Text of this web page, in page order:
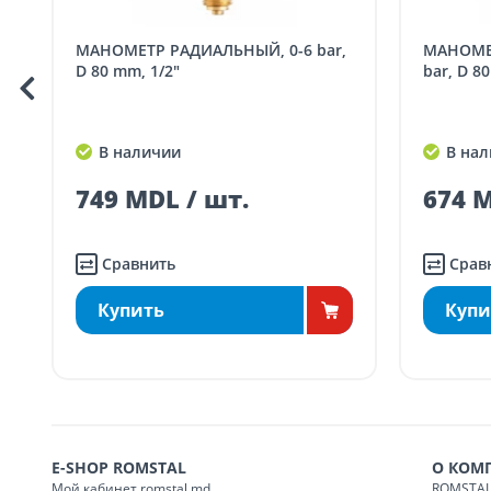
заказ,
SER08410
Кишиневу для
SER08411
МАНОМЕТР РАДИАЛЬНЫЙ, 0-6 bar,
D 80 mm, 1/2"
В наличии
749 MDL / шт.
Сравнить
Купить
МАНОМЕТР РАДИАЛЬНЫЙ, 0-16
bar, D
В
674
E-SHOP ROMSTAL О